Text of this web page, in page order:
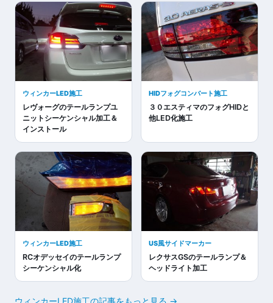
ウィンカーLED施工
レヴォーグのテールランプユ
ニットシーケンシャル加工＆
インストール
HIDフォグコンバート施工
３０エスティマのフォグHIDと
他LED化施工
ウィンカーLED施工
RCオデッセイのテールランプ
シーケンシャル化
US風サイドマーカー
レクサスGSのテールランプ＆
ヘッドライト加工
ウィンカーLED施工の記事をもっと見る →